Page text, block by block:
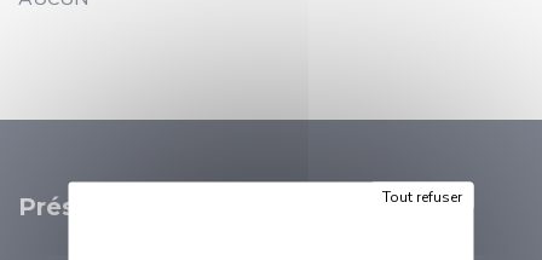
Présentation Tout refuser